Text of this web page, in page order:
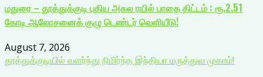
மதுரை – தூத்துக்குடி புதிய அகல ரயில் பாதை திட்டம் : ரூ.2.51
கோடி ஆலோசனைக் குழு டெண்டர் வெளியீடு!
August 7, 2026
தூத்துக்குடியில் வளர்ந்து நிமிர்ந்த இந்தியா மருத்துவ முகாம்!